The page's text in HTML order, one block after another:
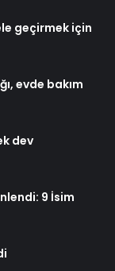
geçirmek için
evde bakım
dev
9 İsim